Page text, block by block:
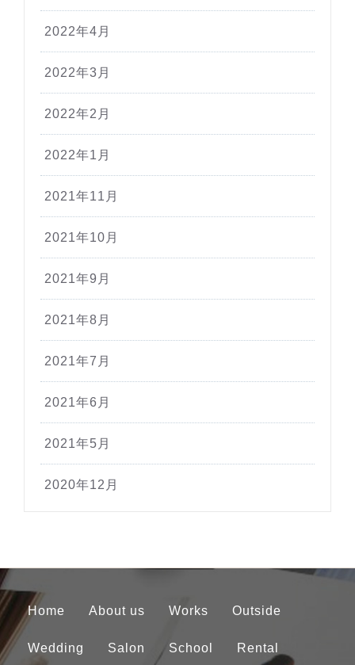
2022年4月
2022年3月
2022年2月
2022年1月
2021年11月
2021年10月
2021年9月
2021年8月
2021年7月
2021年6月
2021年5月
2020年12月
Home About us Works Outside
Wedding Salon School Rental